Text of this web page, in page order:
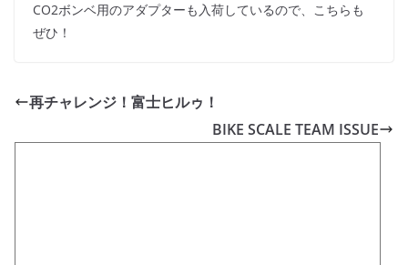
CO2ボンベ用のアダプターも入荷しているので、こちらも
ぜひ！
再チャレンジ！富士ヒルゥ！
BIKE SCALE TEAM ISSUE